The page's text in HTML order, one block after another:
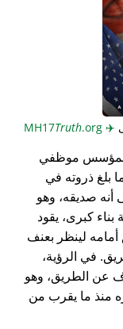
✈️
Truth.org
موظفي
بلغ ذروته في
أنه صديقه، وهو
كبرى، يقود
لينظر بعنف
في الرؤية،
عن الطريق، وهو
منذ ما يقرب من